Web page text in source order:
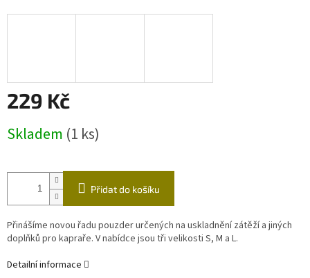
229 Kč
cena:
Skladem (1 ks)
Přidat do košíku
Přinášíme novou řadu pouzder určených na uskladnění zátěží a jiných
doplňků pro kapraře. V nabídce jsou tři velikosti S, M a L.
Detailní informace